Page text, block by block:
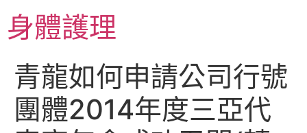
主身體護理
青龍如何申請公司行號
團體2014年度三亞代